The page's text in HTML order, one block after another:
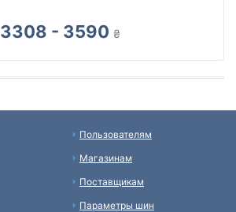
3308 - 3590 ₴
Пользователям
Магазинам
Поставщикам
Параметры шин